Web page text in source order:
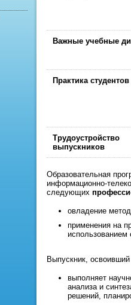
Важные учебные
Практика студентов
Трудоустройство
выпускников
Образовательная
информационно-
следующих
овладение
применения на
использованием
Выпускник,
выполняет
анализа и
решений,